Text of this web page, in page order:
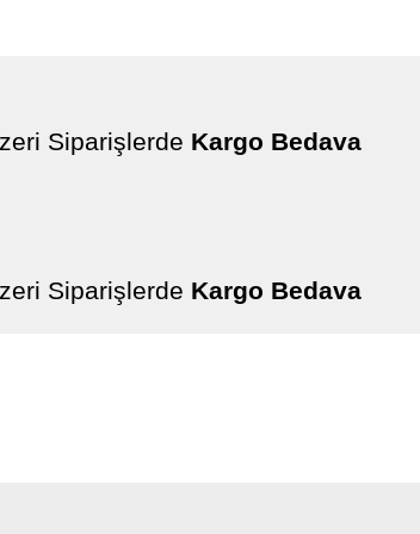
Kargo Bedava
Kargo Bedava